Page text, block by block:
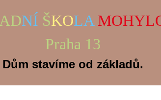
ADNÍ ŠKOLA
Praha 13
Dům stavíme od základů.